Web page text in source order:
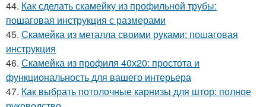
44. Как сделать скамейку из профильной трубы:
пошаговая инструкция с размерами
45. Скамейка из металла своими руками: пошаговая
инструкция
46. Скамейка из профиля 40х20: простота и
функциональность для вашего интерьера
47. Как выбрать потолочные карнизы для штор: полное